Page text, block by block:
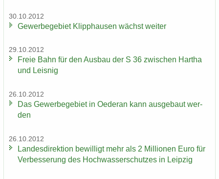
30.10.2012
Ge­wer­be­ge­biet Klipp­hau­sen wächst wei­ter
29.10.2012
Freie Bahn für den Aus­bau der S 36 zwi­schen Har­tha
und Leis­nig
26.10.2012
Das Ge­wer­be­ge­biet in Oe­der­an kann aus­ge­baut wer­
den
26.10.2012
Lan­des­di­rek­ti­on be­wil­ligt mehr als 2 Mil­lio­nen Euro für
Ver­bes­se­rung des Hoch­was­ser­schut­zes in Leip­zig